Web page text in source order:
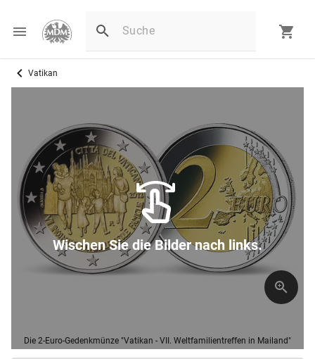
Vatikan
Die 2-Euro-Gedenkmünze "Vatikan - VII. Weltfamilientreffen in Mailand"
Wischen Sie die Bilder nach links.